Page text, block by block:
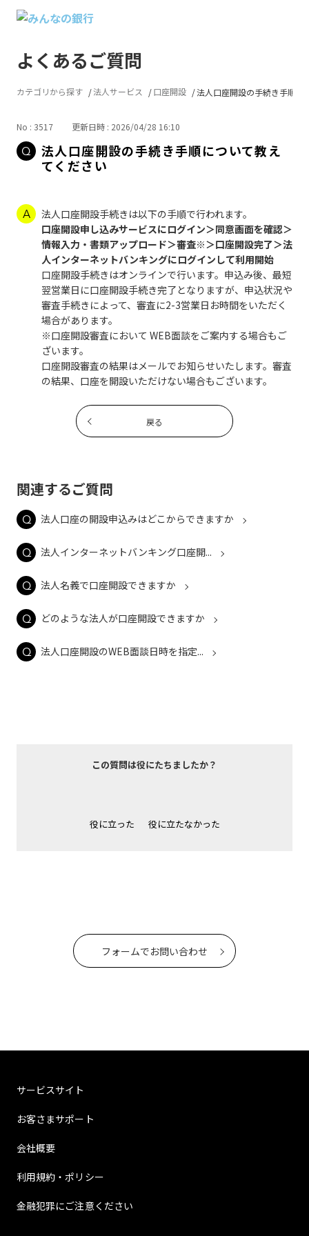
よくあるご質問
カテゴリから探す 法人サービス 口座開設 法人口座開設の手続き手順に
No : 3517 更新日時 : 2026/04/28 16:10
法人口座開設の手続き手順について教え
てください
法人口座開設手続きは以下の手順で行われます。
口座開設申し込みサービスにログイン＞同意画面を確認＞
情報入力・書類アップロード＞審査※＞口座開設完了＞法
人インターネットバンキングにログインして利用開始
口座開設手続きはオンラインで行います。申込み後、最短
翌営業日に口座開設手続き完了となりますが、申込状況や
審査手続きによって、審査に2-3営業日お時間をいただく
場合があります。
※口座開設審査において WEB面談をご案内する場合もご
ざいます。
口座開設審査の結果はメールでお知らせいたします。審査
の結果、口座を開設いただけない場合もございます。
戻る
関連するご質問
法人口座の開設申込みはどこからできますか
法人インターネットバンキング口座開...
法人名義で口座開設できますか
どのような法人が口座開設できますか
法人口座開設のWEB面談日時を指定...
この質問は役にたちましたか？
役に立った 役に立たなかった
フォームでお問い合わせ
サービスサイト
お客さまサポート
会社概要
利用規約・ポリシー
金融犯罪にご注意ください